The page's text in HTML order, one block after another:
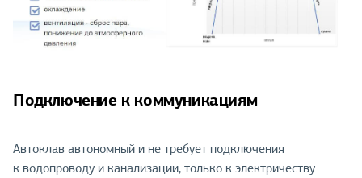
Подключение к коммуникациям
Автоклав автономный и не требует подключения
к водопроводу и канализации, только к электричеству.